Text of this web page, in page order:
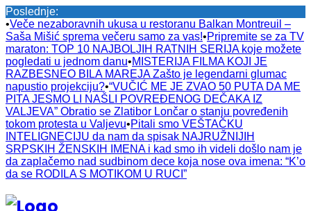
Poslednje:
•Veče nezaboravnih ukusa u restoranu Balkan Montreuil –
Saša Mišić sprema večeru samo za vas!•Pripremite se za TV
maraton: TOP 10 NAJBOLJIH RATNIH SERIJA koje možete
pogledati u jednom danu•MISTERIJA FILMA KOJI JE
RAZBESNEO BILA MAREJA Zašto je legendarni glumac
napustio projekciju?•“VUČIĆ ME JE ZVAO 50 PUTA DA ME
PITA JESMO LI NAŠLI POVREĐENOG DEČAKA IZ
VALJEVA” Obratio se Zlatibor Lončar o stanju povređenih
tokom protesta u Valjevu•Pitali smo VEŠTAČKU
INTELIGNECIJU da nam da spisak NAJRUŽNIJIH
SRPSKIH ŽENSKIH IMENA i kad smo ih videli došlo nam je
da zaplačemo nad sudbinom dece koja nose ova imena: “K’o
da se RODILA S MOTIKOM U RUCI”